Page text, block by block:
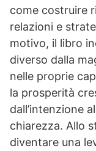
come costruire
relazioni e
motivo, il libro
diverso dalla
nelle proprie
la prosperità
dall’intenzione
chiarezza. Allo
diventare una